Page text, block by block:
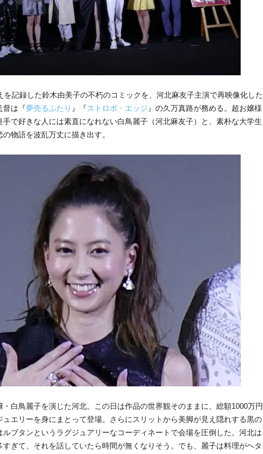
を記録した鈴木由美子の不朽のコミックを、河北麻友子主演で再映像化した
督は『夢売るふたり 』『ストロボ・エッジ 』の久万真路が務める。超お嬢様
で好きな人には素直になれない白鳥麗子（河北麻友子）と、素朴な大学生
物語を波乱万丈に描き出す。
白鳥麗子を演じた河北。この日は作品の世界観そのままに、総額1000万円
ュエリーを身にまとって登場。さらにスリットから美脚が見え隠れする黒の
ルブタンというラグジュアリーなコーディネートで会場を圧倒した。河北は
すぎて、それを話していたら時間が無くなりそう。でも、麗子は料理がヘタ